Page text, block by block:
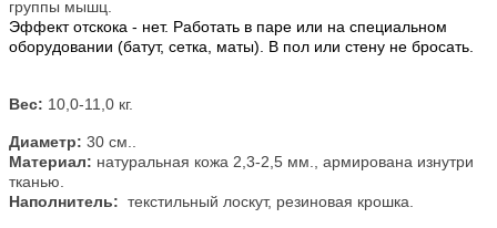
группы мышц.
Эффект отскока - нет. Работать в паре или на специальном
оборудовании (батут, сетка, маты). В пол или стену не бросать.
Вес: 10,0-11,0 кг.
Диаметр: 30 см.
Материал: натуральная кожа 2,3-2,5 мм., армирована изнутри
тканью.
Наполнитель: текстильный лоскут, резиновая крошка.